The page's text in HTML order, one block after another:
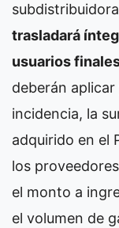
trasladará
usuarios
deberán
incidencia, la
adquirido en el
los
el monto a
el volumen de